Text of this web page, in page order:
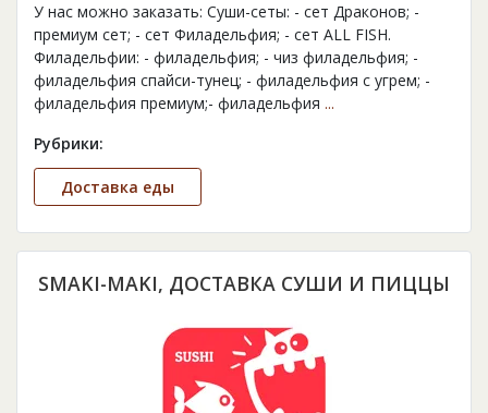
У нас можно заказать: Суши-сеты: - сет Драконов; -
премиум сет; - сет Филадельфия; - сет ALL FISH.
Филадельфии: - филадельфия; - чиз филадельфия; -
филадельфия спайси-тунец; - филадельфия с угрем; -
филадельфия премиум;- филадельфия ...
Рубрики:
Доставка еды
SMAKI-MAKI, ДОСТАВКА СУШИ И ПИЦЦЫ